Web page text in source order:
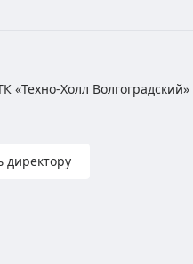
«Техно-Холл Волгоградский»
директору